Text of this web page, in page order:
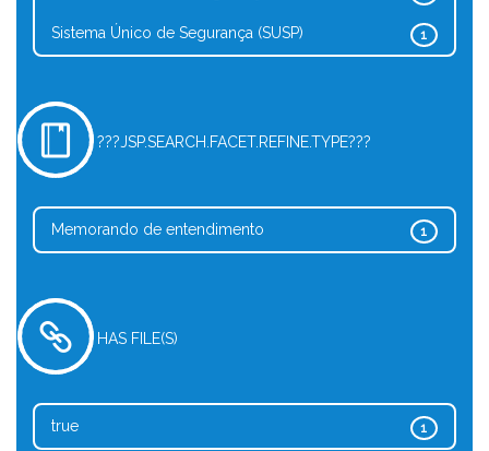
1
Sistema Único de Segurança (SUSP)
???JSP.SEARCH.FACET.REFINE.TYPE???
1
Memorando de entendimento
HAS FILE(S)
1
true